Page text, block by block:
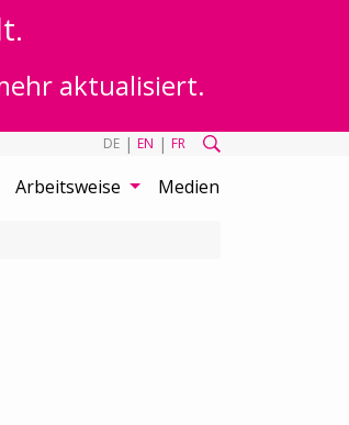
aktualisiert.
DE | EN | FR
Arbeitsweise Medien